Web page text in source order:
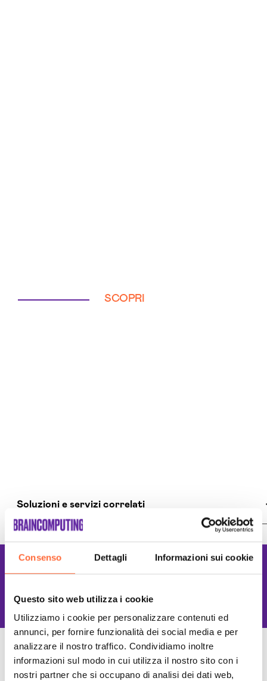
Consenso Dettagli Informazioni sui cookie
Questo sito web utilizza i cookie
Utilizziamo i cookie per personalizzare contenuti ed
annunci, per fornire funzionalità dei social media e per
analizzare il nostro traffico. Condividiamo inoltre
informazioni sul modo in cui utilizza il nostro sito con i
nostri partner che si occupano di analisi dei dati web,
SCOPRI
Soluzioni e servizi correlati
Agenzia Creativa Pesaro-urbino
Agenzia Di Comunicazione Pesaro-urbino
Agenzia Di Marketing Automation Pesaro-urbino
Agenzia Google Partner Pesaro-urbino
Agenzia Social Media Marketing Pesaro-urbino
Agenzia Web Marketing Pesaro-urbino
Campagne Adv Social Pesaro-urbino
Campagne Advertising Pesaro-urbino
Lavoriamo con le
Migliori tecnologie